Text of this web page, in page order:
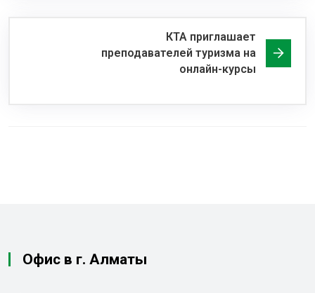
КТА приглашает
преподавателей туризма на
онлайн-курсы
Офис в г. Алматы